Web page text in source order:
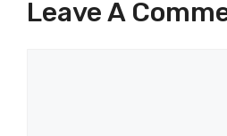
Leave A